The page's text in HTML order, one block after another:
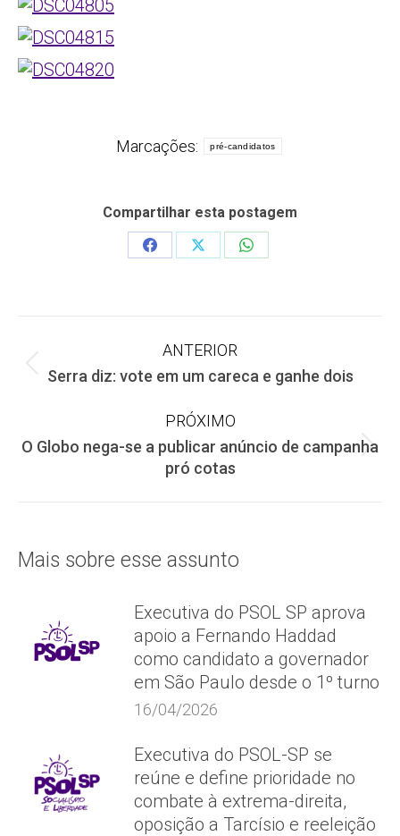
Marcações: pré-candidatos
Compartilhar esta postagem
Share
Share
Share
Navegação
de
post:
ANTERIOR
Post
Serra diz: vote em um careca e ganhe dois
PRÓXIMO
Próximo
post:
O Globo nega-se a publicar anúncio de campanha
pró cotas
Mais sobre esse assunto
Executiva do PSOL SP aprova
apoio a Fernando Haddad
como candidato a governador
em São Paulo desde o 1º turno
16/04/2026
Executiva do PSOL-SP se
reúne e define prioridade no
combate à extrema-direita,
oposição a Tarcísio e reeleição